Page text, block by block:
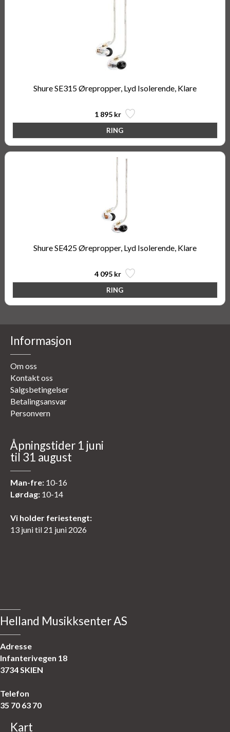
Shure SE315 Ørepropper, Lyd Isolerende, Klare
1 895 kr
Shure SE425 Ørepropper, Lyd Isolerende, Klare
4 095 kr
Informasjon
Om oss
Kontakt oss
Salgsbetingelser
Betalingsansvar
Personvern
Åpningstider 1 juni
til 31 august
Man-fre: 10-16
Lørdag: 10-14
Vi holder feriestengt:
13 juni til 21 juni 2026
Helland Musikksenter AS
Adresse
Infanterivegen 18
3734 SKIEN
Telefon
35 70 63 70
Kart